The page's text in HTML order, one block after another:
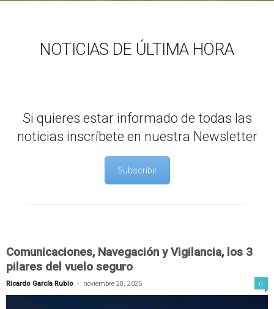
NOTICIAS DE ÚLTIMA HORA
Si quieres estar informado de todas las
noticias inscríbete en nuestra Newsletter
Subscribir
Comunicaciones, Navegación y Vigilancia, los 3
pilares del vuelo seguro
Ricardo García Rubio - noviembre 28, 2025 0